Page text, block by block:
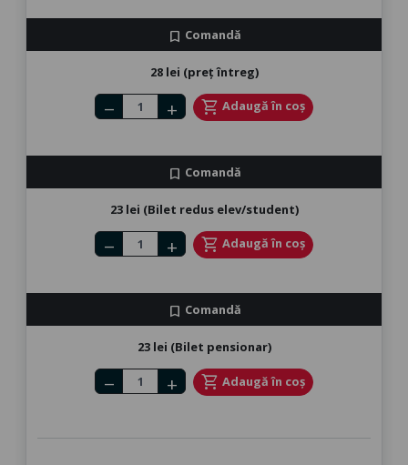
bookmark Comandă
28 lei (preț întreg)
Number of tickets
remove add shopping_cart Adaugă în coș
bookmark Comandă
23 lei (Bilet redus elev/student)
Number of tickets
remove add shopping_cart Adaugă în coș
bookmark Comandă
23 lei (Bilet pensionar)
Number of tickets
remove add shopping_cart Adaugă în coș